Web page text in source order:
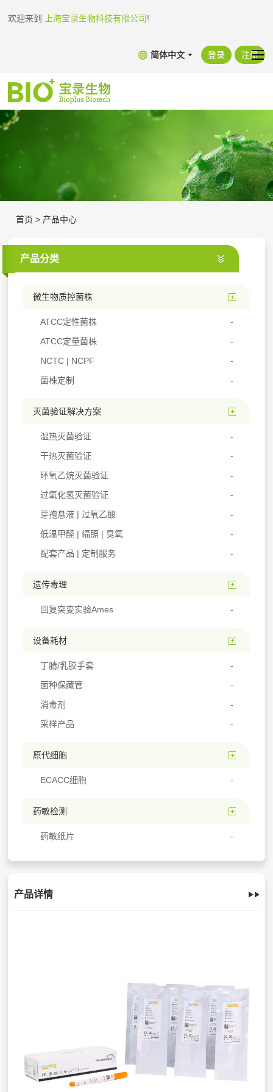
欢迎来到 上海宝录生物科技有限公司!
简体中文 登录 注册
首页 > 产品中心
产品分类
微生物质控菌株
ATCC定性菌株
ATCC定量菌株
NCTC | NCPF
菌株定制
灭菌验证解决方案
湿热灭菌验证
干热灭菌验证
环氧乙烷灭菌验证
过氧化氢灭菌验证
芽孢悬液 | 过氧乙酸
低温甲醛 | 辐照 | 臭氧
配套产品 | 定制服务
遗传毒理
回复突变实验Ames
设备耗材
丁腈/乳胶手套
菌种保藏管
消毒剂
采样产品
原代细胞
ECACC细胞
药敏检测
药敏纸片
产品详情